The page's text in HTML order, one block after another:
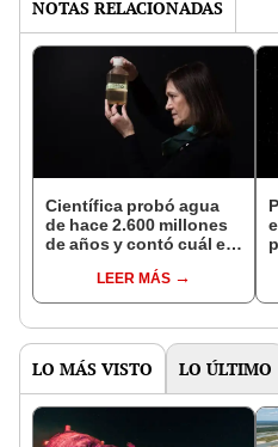
NOTAS RELACIONADAS
Científica probó agua
de hace 2.600 millones
de años y contó cuál es
LEER MÁS
LO MÁS VISTO LO ÚLTIMO